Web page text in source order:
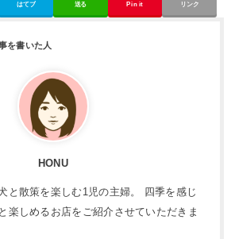
はてブ 送る Pin it リンク
HONU
と散策を楽しむ1児の主婦。 四季を感じ
楽しめるお店をご紹介させていただきま